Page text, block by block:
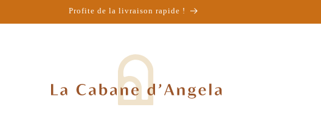
Profite de la livraison rapide !